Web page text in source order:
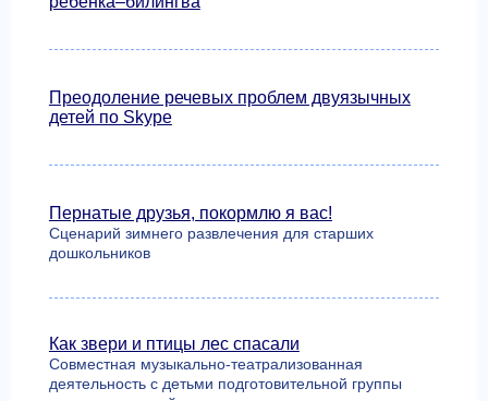
Преодоление речевых проблем двуязычных
детей по Skype
Пернатые друзья, покормлю я вас!
Сценарий зимнего развлечения для старших
дошкольников
Как звери и птицы лес спасали
Совместная музыкально-театрализованная
деятельность с детьми подготовительной группы